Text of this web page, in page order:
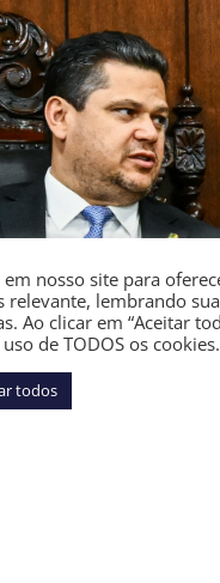
reunião sobre a PEC /
Gontijo/Senado Federal
Davi Alcolumbre,
a impasse na relatoria,
nosso site para
relevante, lembrando
Ao clicar em “Aceitar
de TODOS os
todos